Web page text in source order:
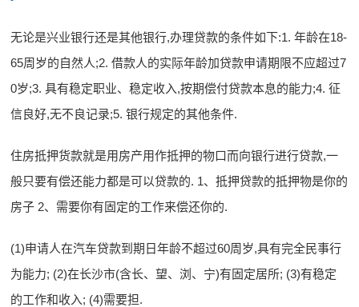
无论是兴业银行还是其他银行,办理贷款的条件如下:1. 年龄在18-
65周岁的自然人;2. 借款人的实际年龄加贷款申请期限不应超过7
0岁;3. 具有稳定职业、稳定收入,按期偿付贷款本息的能力;4. 征
信良好,无不良记录;5. 银行规定的其他条件.
住房抵押货款就是用房产用作抵押的物口而向银行进行贷款,一
般只要有偿还能力都是可以贷款的. 1、抵押贷款的抵押物是你的
房子 2、需要你有固定的工作来偿还你的.
(1)申请人在汽车贷款到期日年龄不超过60周岁,具有完全民事行
为能力; (2)在长沙市(含长、望、浏、宁)有固定居所; (3)有稳定
的工作和收入; (4)需要担.